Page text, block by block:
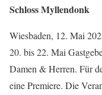
Schloss Myllendonk
Wiesbaden, 12. Mai
20. bis 22. Mai
Damen & Herren. Für
eine Premiere. Die